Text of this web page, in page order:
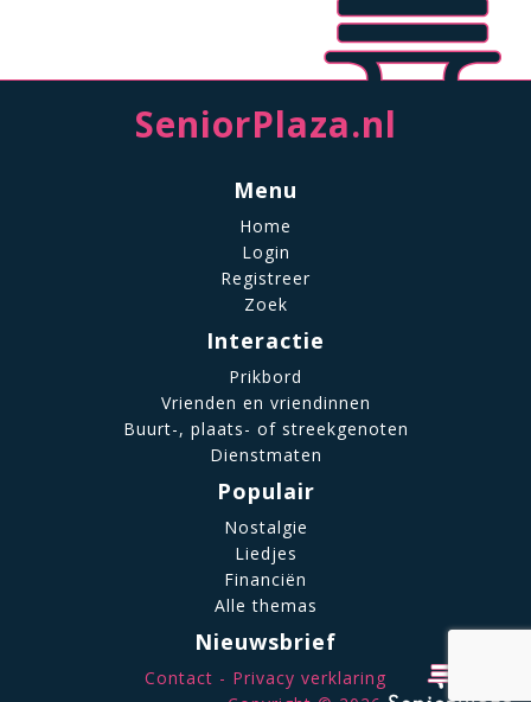
SeniorPlaza.nl
Menu
Home
Login
Registreer
Zoek
Interactie
Prikbord
Vrienden en vriendinnen
Buurt-, plaats- of streekgenoten
Dienstmaten
Populair
Nostalgie
Liedjes
Financiën
Alle themas
Nieuwsbrief
Contact
Privacy verklaring